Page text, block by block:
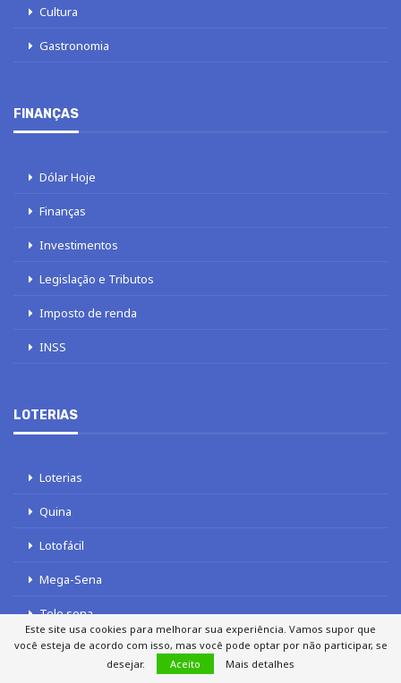
Cultura
Gastronomia
FINANÇAS
Dólar Hoje
Finanças
Investimentos
Legislação e Tributos
Imposto de renda
INSS
LOTERIAS
Loterias
Quina
Lotofácil
Mega-Sena
Tele sena
Este site usa cookies para melhorar sua experiência. Vamos supor que
você esteja de acordo com isso, mas você pode optar por não participar, se
desejar.
Aceito Mais detalhes